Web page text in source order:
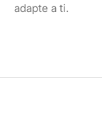
adapte a ti.